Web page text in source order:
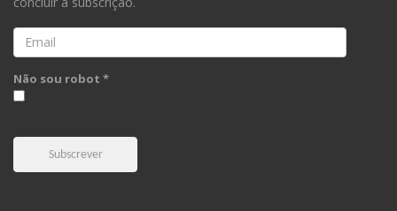
Email
Não sou robot *
Subscrever